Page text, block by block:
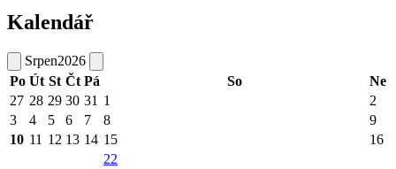
Kalendář
Srpen2026
Po Út St Čt Pá So
Ne
27 28 29 30 31 1
2
3
4 5 6 7 8
9
10 11 12 13 14 15 16
22